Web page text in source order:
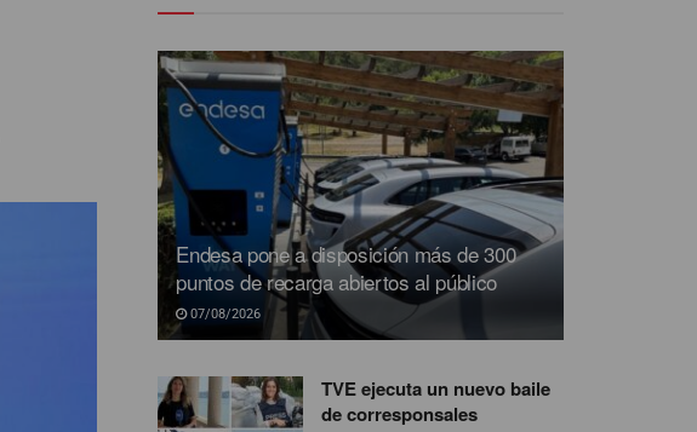
Endesa pone a disposición más de 300
puntos de recarga abiertos al público
07/08/2026
TVE ejecuta un nuevo baile
de corresponsales